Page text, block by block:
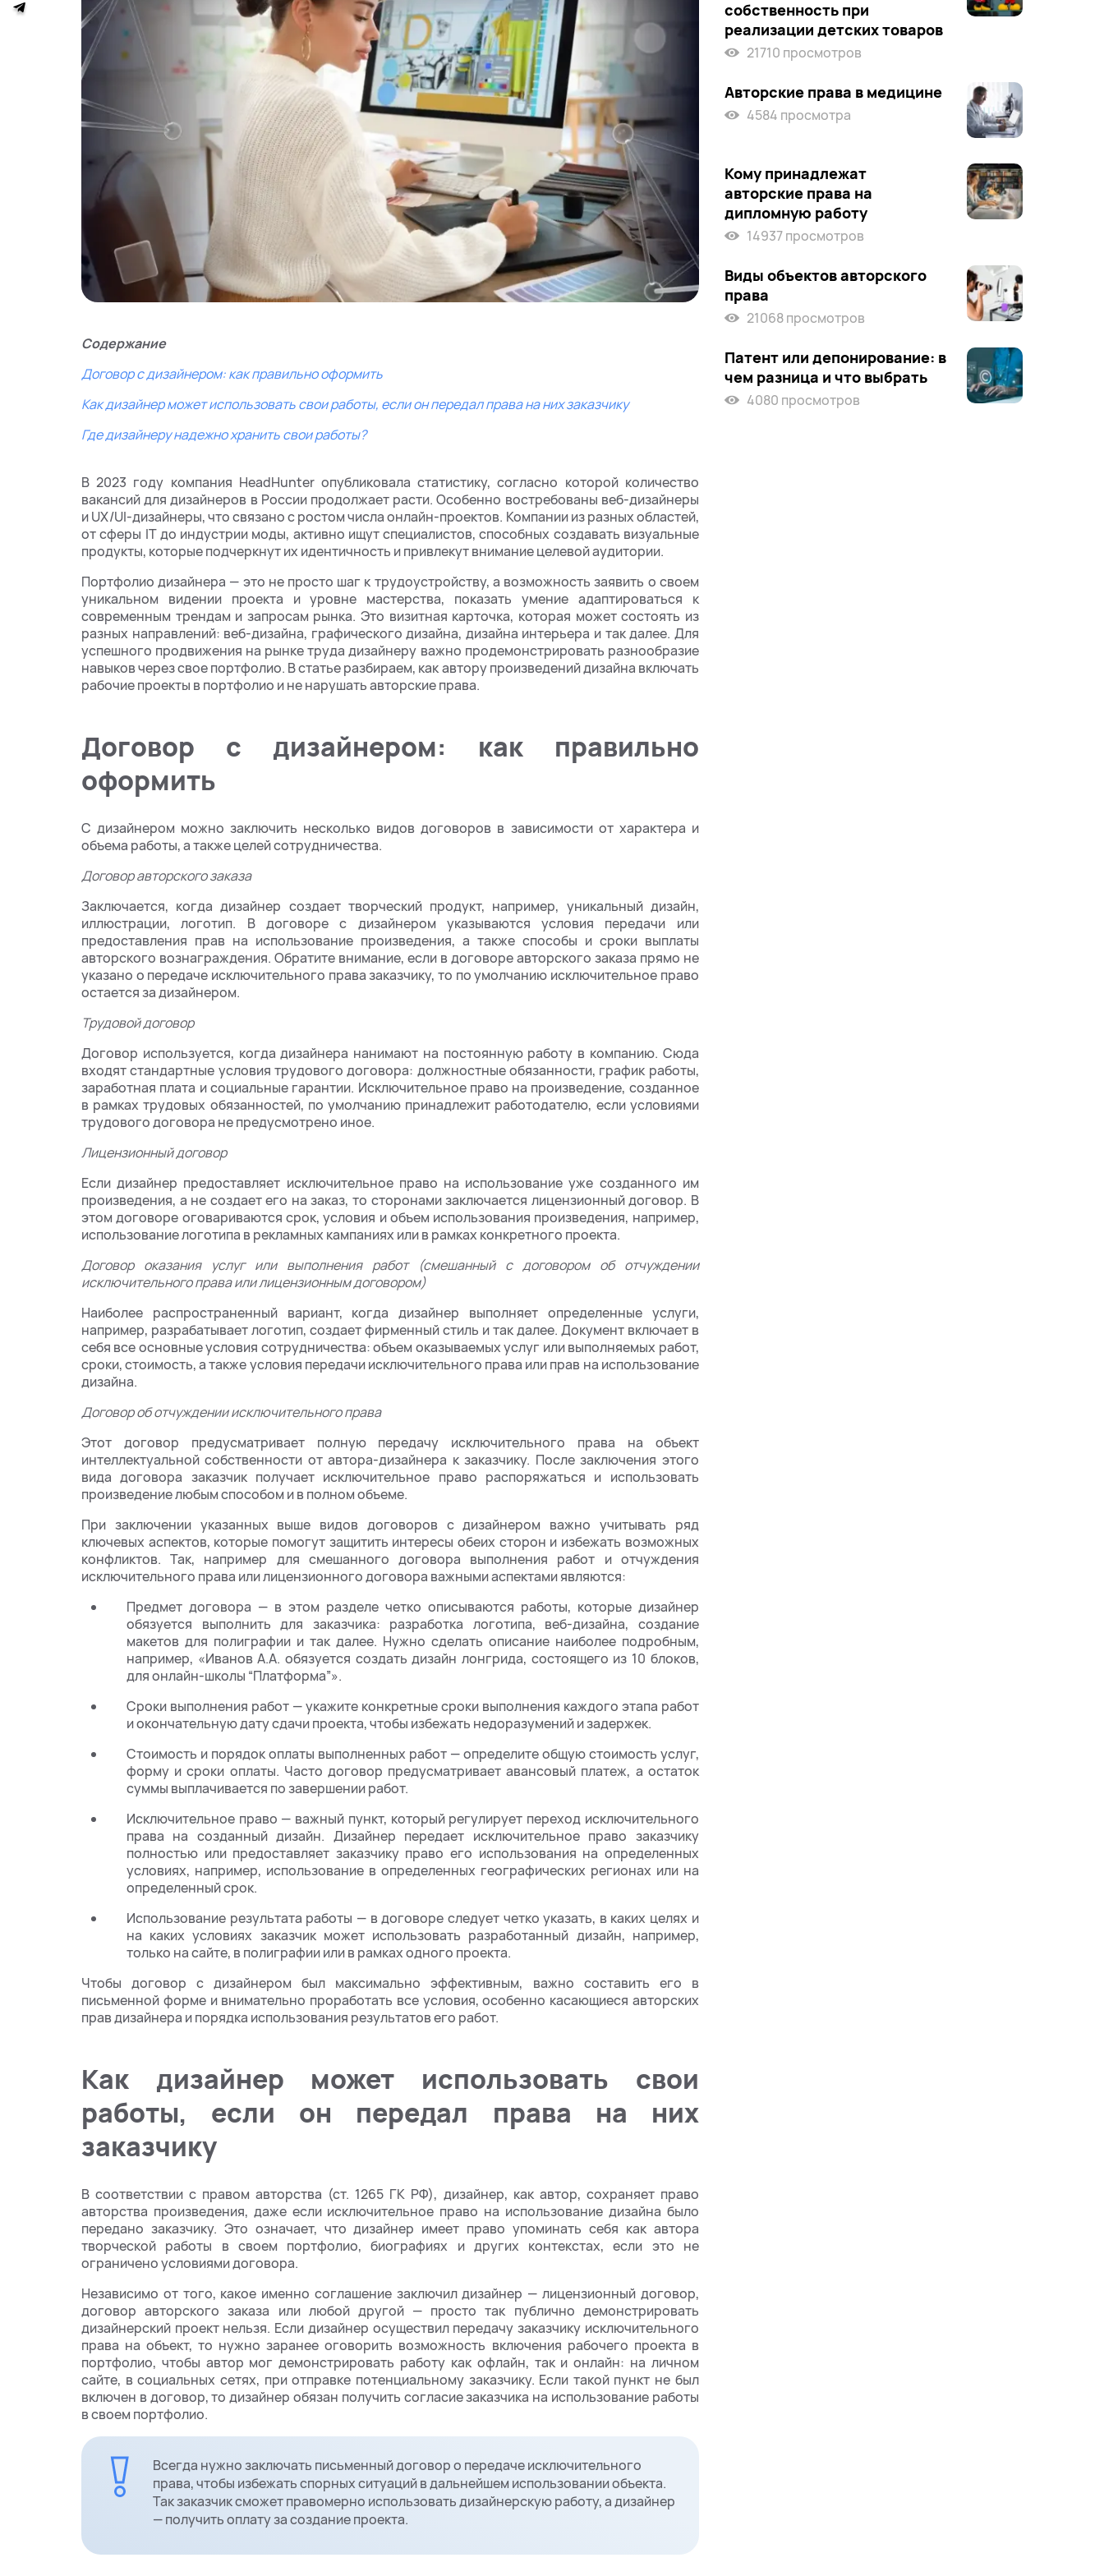
Содержание
Договор с дизайнером: как правильно оформить
Как дизайнер может использовать свои работы, если он передал права на них заказчику
Где дизайнеру надежно хранить свои работы?
В 2023 году компания HeadHunter опубликовала статистику, согласно которой количество
вакансий для дизайнеров в России продолжает расти. Особенно востребованы веб-дизайнеры
и UX/UI-дизайнеры, что связано с ростом числа онлайн-проектов. Компании из разных областей,
от сферы IT до индустрии моды, активно ищут специалистов, способных создавать визуальные
продукты, которые подчеркнут их идентичность и привлекут внимание целевой аудитории.
Портфолио дизайнера — это не просто шаг к трудоустройству, а возможность заявить о своем
уникальном видении проекта и уровне мастерства, показать умение адаптироваться к
современным трендам и запросам рынка. Это визитная карточка, которая может состоять из
разных направлений: веб-дизайна, графического дизайна, дизайна интерьера и так далее. Для
успешного продвижения на рынке труда дизайнеру важно продемонстрировать разнообразие
навыков через свое портфолио. В статье разбираем, как автору произведений дизайна включать
рабочие проекты в портфолио и не нарушать авторские права.
Договор с дизайнером: как правильно
оформить
С дизайнером можно заключить несколько видов договоров в зависимости от характера и
объема работы, а также целей сотрудничества.
Договор авторского заказа
Заключается, когда дизайнер создает творческий продукт, например, уникальный дизайн,
иллюстрации, логотип. В договоре с дизайнером указываются условия передачи или
предоставления прав на использование произведения, а также способы и сроки выплаты
авторского вознаграждения. Обратите внимание, если в договоре авторского заказа прямо не
указано о передаче исключительного права заказчику, то по умолчанию исключительное право
остается за дизайнером.
Трудовой договор
Договор используется, когда дизайнера нанимают на постоянную работу в компанию. Сюда
входят стандартные условия трудового договора: должностные обязанности, график работы,
заработная плата и социальные гарантии. Исключительное право на произведение, созданное
в рамках трудовых обязанностей, по умолчанию принадлежит работодателю, если условиями
трудового договора не предусмотрено иное.
Лицензионный договор
Если дизайнер предоставляет исключительное право на использование уже созданного им
произведения, а не создает его на заказ, то сторонами заключается лицензионный договор. В
этом договоре оговариваются срок, условия и объем использования произведения, например,
использование логотипа в рекламных кампаниях или в рамках конкретного проекта.
Договор оказания услуг или выполнения работ (смешанный с договором об отчуждении
исключительного права или лицензионным договором)
Наиболее распространенный вариант, когда дизайнер выполняет определенные услуги,
например, разрабатывает логотип, создает фирменный стиль и так далее. Документ включает в
себя все основные условия сотрудничества: объем оказываемых услуг или выполняемых работ,
сроки, стоимость, а также условия передачи исключительного права или прав на использование
дизайна.
Договор об отчуждении исключительного права
Этот договор предусматривает полную передачу исключительного права на объект
интеллектуальной собственности от автора-дизайнера к заказчику. После заключения этого
вида договора заказчик получает исключительное право распоряжаться и использовать
произведение любым способом и в полном объеме.
При заключении указанных выше видов договоров с дизайнером важно учитывать ряд
ключевых аспектов, которые помогут защитить интересы обеих сторон и избежать возможных
конфликтов. Так, например для смешанного договора выполнения работ и отчуждения
исключительного права или лицензионного договора важными аспектами являются:
Предмет договора — в этом разделе четко описываются работы, которые дизайнер
обязуется выполнить для заказчика: разработка логотипа, веб-дизайна, создание
макетов для полиграфии и так далее. Нужно сделать описание наиболее подробным,
например, «Иванов А.А. обязуется создать дизайн лонгрида, состоящего из 10 блоков,
для онлайн-школы “Платформа”».
Сроки выполнения работ — укажите конкретные сроки выполнения каждого этапа работ
и окончательную дату сдачи проекта, чтобы избежать недоразумений и задержек.
Стоимость и порядок оплаты выполненных работ — определите общую стоимость услуг,
форму и сроки оплаты. Часто договор предусматривает авансовый платеж, а остаток
суммы выплачивается по завершении работ.
Исключительное право — важный пункт, который регулирует переход исключительного
права на созданный дизайн. Дизайнер передает исключительное право заказчику
полностью или предоставляет заказчику право его использования на определенных
условиях, например, использование в определенных географических регионах или на
определенный срок.
Использование результата работы — в договоре следует четко указать, в каких целях и
на каких условиях заказчик может использовать разработанный дизайн, например,
только на сайте, в полиграфии или в рамках одного проекта.
Чтобы договор с дизайнером был максимально эффективным, важно составить его в
письменной форме и внимательно проработать все условия, особенно касающиеся авторских
прав дизайнера и порядка использования результатов его работ.
Как дизайнер может использовать свои
работы, если он передал права на них
заказчику
В соответствии с правом авторства (ст. 1265 ГК РФ), дизайнер, как автор, сохраняет право
авторства произведения, даже если исключительное право на использование дизайна было
передано заказчику. Это означает, что дизайнер имеет право упоминать себя как автора
творческой работы в своем портфолио, биографиях и других контекстах, если это не
ограничено условиями договора.
Независимо от того, какое именно соглашение заключил дизайнер — лицензионный договор,
договор авторского заказа или любой другой — просто так публично демонстрировать
дизайнерский проект нельзя. Если дизайнер осуществил передачу заказчику исключительного
права на объект, то нужно заранее оговорить возможность включения рабочего проекта в
портфолио, чтобы автор мог демонстрировать работу как офлайн, так и онлайн: на личном
сайте, в социальных сетях, при отправке потенциальному заказчику. Если такой пункт не был
включен в договор, то дизайнер обязан получить согласие заказчика на использование работы
в своем портфолио.
Всегда нужно заключать письменный договор о передаче исключительного
права, чтобы избежать спорных ситуаций в дальнейшем использовании объекта.
Так заказчик сможет правомерно использовать дизайнерскую работу, а дизайнер
— получить оплату за создание проекта.
собственность при
реализации детских товаров
21710 просмотров
Авторские права в медицине
4584 просмотра
Кому принадлежат
авторские права на
дипломную работу
14937 просмотров
Виды объектов авторского
права
21068 просмотров
Патент или депонирование: в
чем разница и что выбрать
4080 просмотров